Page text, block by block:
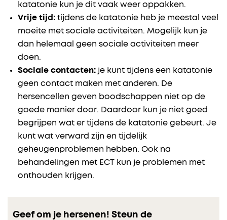
katatonie kun je dit vaak weer oppakken.
Vrije tijd: tijdens de katatonie heb je meestal veel
moeite met sociale activiteiten. Mogelijk kun je
dan helemaal geen sociale activiteiten meer
doen.
Sociale contacten: je kunt tijdens een katatonie
geen contact maken met anderen. De
hersencellen geven boodschappen niet op de
goede manier door. Daardoor kun je niet goed
begrijpen wat er tijdens de katatonie gebeurt. Je
kunt wat verward zijn en tijdelijk
geheugenproblemen hebben. Ook na
behandelingen met ECT kun je problemen met
onthouden krijgen.
Geef om je hersenen! Steun de